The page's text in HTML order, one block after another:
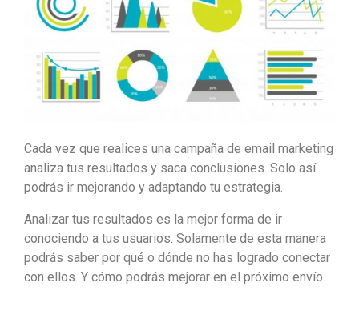
Cada vez que realices una campaña de email marketing
analiza tus resultados y saca conclusiones. Solo así
podrás ir mejorando y adaptando tu estrategia.
Analizar tus resultados es la mejor forma de ir
conociendo a tus usuarios. Solamente de esta manera
podrás saber por qué o dónde no has logrado conectar
con ellos. Y cómo podrás mejorar en el próximo envío.